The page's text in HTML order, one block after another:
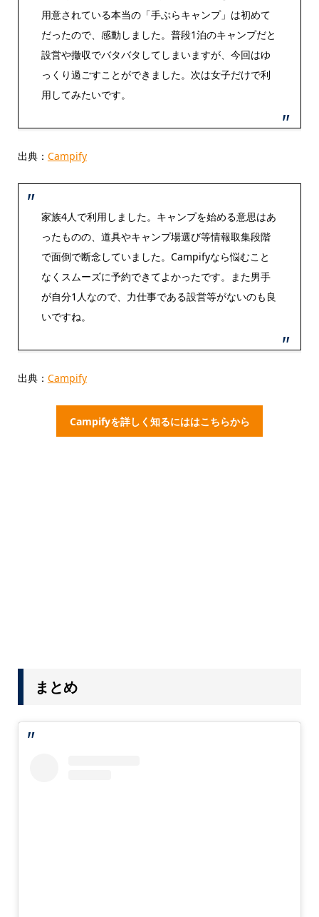
用意されている本当の「手ぶらキャンプ」は初めて
だったので、感動しました。普段1泊のキャンプだと
設営や撤収でバタバタしてしまいますが、今回はゆ
っくり過ごすことができました。次は女子だけで利
用してみたいです。
出典： Campify
家族4人で利用しました。キャンプを始める意思はあ
ったものの、道具やキャンプ場選び等情報取集段階
で面倒で断念していました。Campifyなら悩むこと
なくスムーズに予約できてよかったです。また男手
が自分1人なので、力仕事である設営等がないのも良
いですね。
出典： Campify
Campifyを詳しく知るにははこちらから
まとめ